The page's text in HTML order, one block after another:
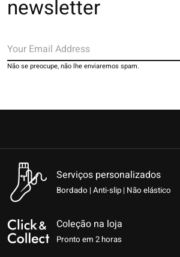
newsletter
Não se preocupe, não lhe enviaremos spam.
Serviços personalizados
Bordado | Anti-slip | Não elástico
Coleção na loja
Pronto em 2 horas